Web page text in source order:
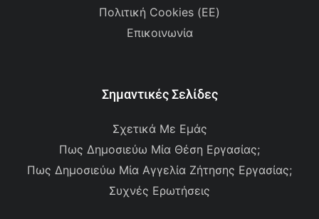
Πολιτική Cookies (ΕΕ)
Επικοινωνία
Σημαντικές Σελίδες
Σχετικά Με Εμάς
Πως Δημοσιεύω Μία Θέση Εργασίας;
Πως Δημοσιεύω Μία Αγγελία Ζήτησης Εργασίας;
Συχνές Ερωτήσεις